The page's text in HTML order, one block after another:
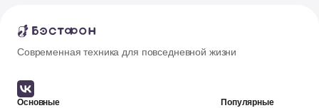
Современная техника для повседневной жизни
Основные Популярные